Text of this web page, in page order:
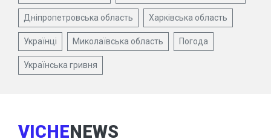
Дніпропетровська область Харківська область
Українці Миколаївська область Погода
Українська гривня
VICHENEWS